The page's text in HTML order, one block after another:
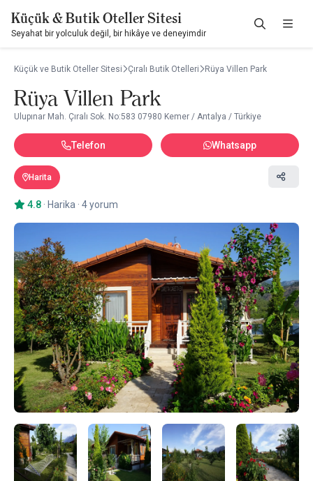
Küçük & Butik Oteller Sitesi
Seyahat bir yolculuk değil, bir hikâye ve deneyimdir
Küçük ve Butik Oteller Sitesi Çıralı Butik Otelleri Rüya Villen Park
Rüya Villen Park
Ulupınar Mah. Çıralı Sok. No:583 07980 Kemer / Antalya / Türkiye
Telefon Whatsapp
Harita
4.8 · Harika · 4 yorum